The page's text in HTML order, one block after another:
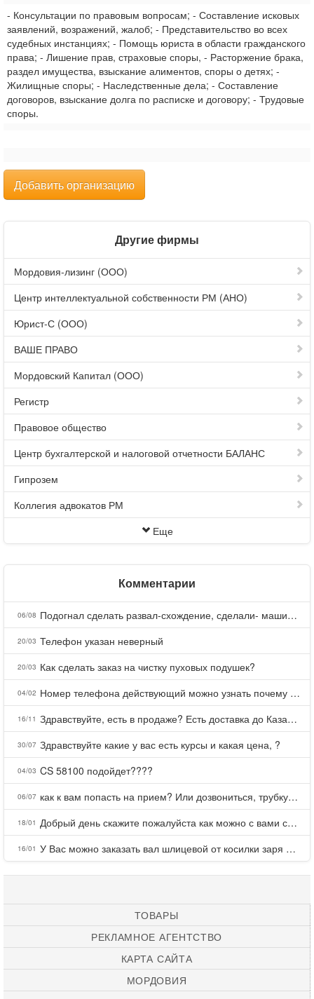
- Консультации по правовым вопросам; - Составление исковых
заявлений, возражений, жалоб; - Представительство во всех
судебных инстанциях; - Помощь юриста в области гражданского
права; - Лишение прав, страховые споры, - Расторжение брака,
раздел имущества, взыскание алиментов, споры о детях; -
Жилищные споры; - Наследственные дела; - Составление
договоров, взыскание долга по расписке и договору; - Трудовые
споры.
Добавить организацию
Другие фирмы
Мордовия-лизинг (ООО)
Центр интеллектуальной собственности РМ (АНО)
Юрист-С (ООО)
ВАШЕ ПРАВО
Мордовский Капитал (ООО)
Регистр
Правовое общество
Центр бухгалтерской и налоговой отчетности БАЛАНС
Гипрозем
Коллегия адвокатов РМ
Еще
Комментарии
06/08 Подогнал сделать развал-схождение, сделали- машина уходит на право и колеса проверил все хорошо с атмосферами ужас как можно делать авто, не ужели не берегут свою репутацию, не советую.
20/03 Телефон указан неверный
20/03 Как сделать заказ на чистку пуховых подушек?
04/02 Номер телефона действующий можно узнать почему номер неправельный
16/11 Здравствуйте, есть в продаже? Есть доставка до Казани?
30/07 Здравствуйте какие у вас есть курсы и какая цена, ?
04/03 CS 58100 подойдет????
06/07 как к вам попасть на прием? Или дозвониться, трубку не берете.
18/01 Добрый день скажите пожалуйста как можно с вами связаться . Телефон не отвечает .Заказала кухню в тц Хороший есть претензии а менеджер контактов не дает .Что делать?
16/01 У Вас можно заказать вал шлицевой от косилки заря для мтз, который соединяет мотоблок с косилкой.?
ТОВАРЫ
РЕКЛАМНОЕ АГЕНТСТВО
КАРТА САЙТА
МОРДОВИЯ